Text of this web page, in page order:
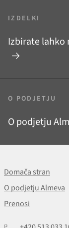
IZDELKI
Izbirate lahko
O PODJETJU
O podjetju
Domača stran
O podjetju Almeva
Prenosi